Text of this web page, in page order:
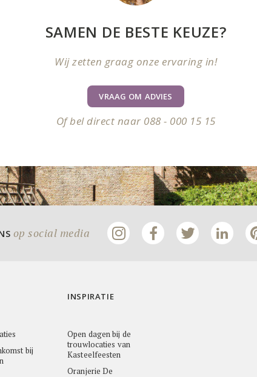
SAMEN DE BESTE KEUZE?
Wij zetten graag onze ervaring in!
VRAAG OM ADVIES
Of bel direct naar 088 - 000 15 15
op social media
bij
INSPIRATIE
Open dagen bij de
trouwlocaties van
Kasteelfeesten
Oranjerie De